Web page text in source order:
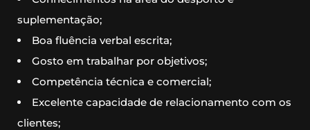
suplementação;
Boa fluência verbal escrita;
Gosto em trabalhar por objetivos;
Competência técnica e comercial;
Excelente capacidade de relacionamento com os
clientes;